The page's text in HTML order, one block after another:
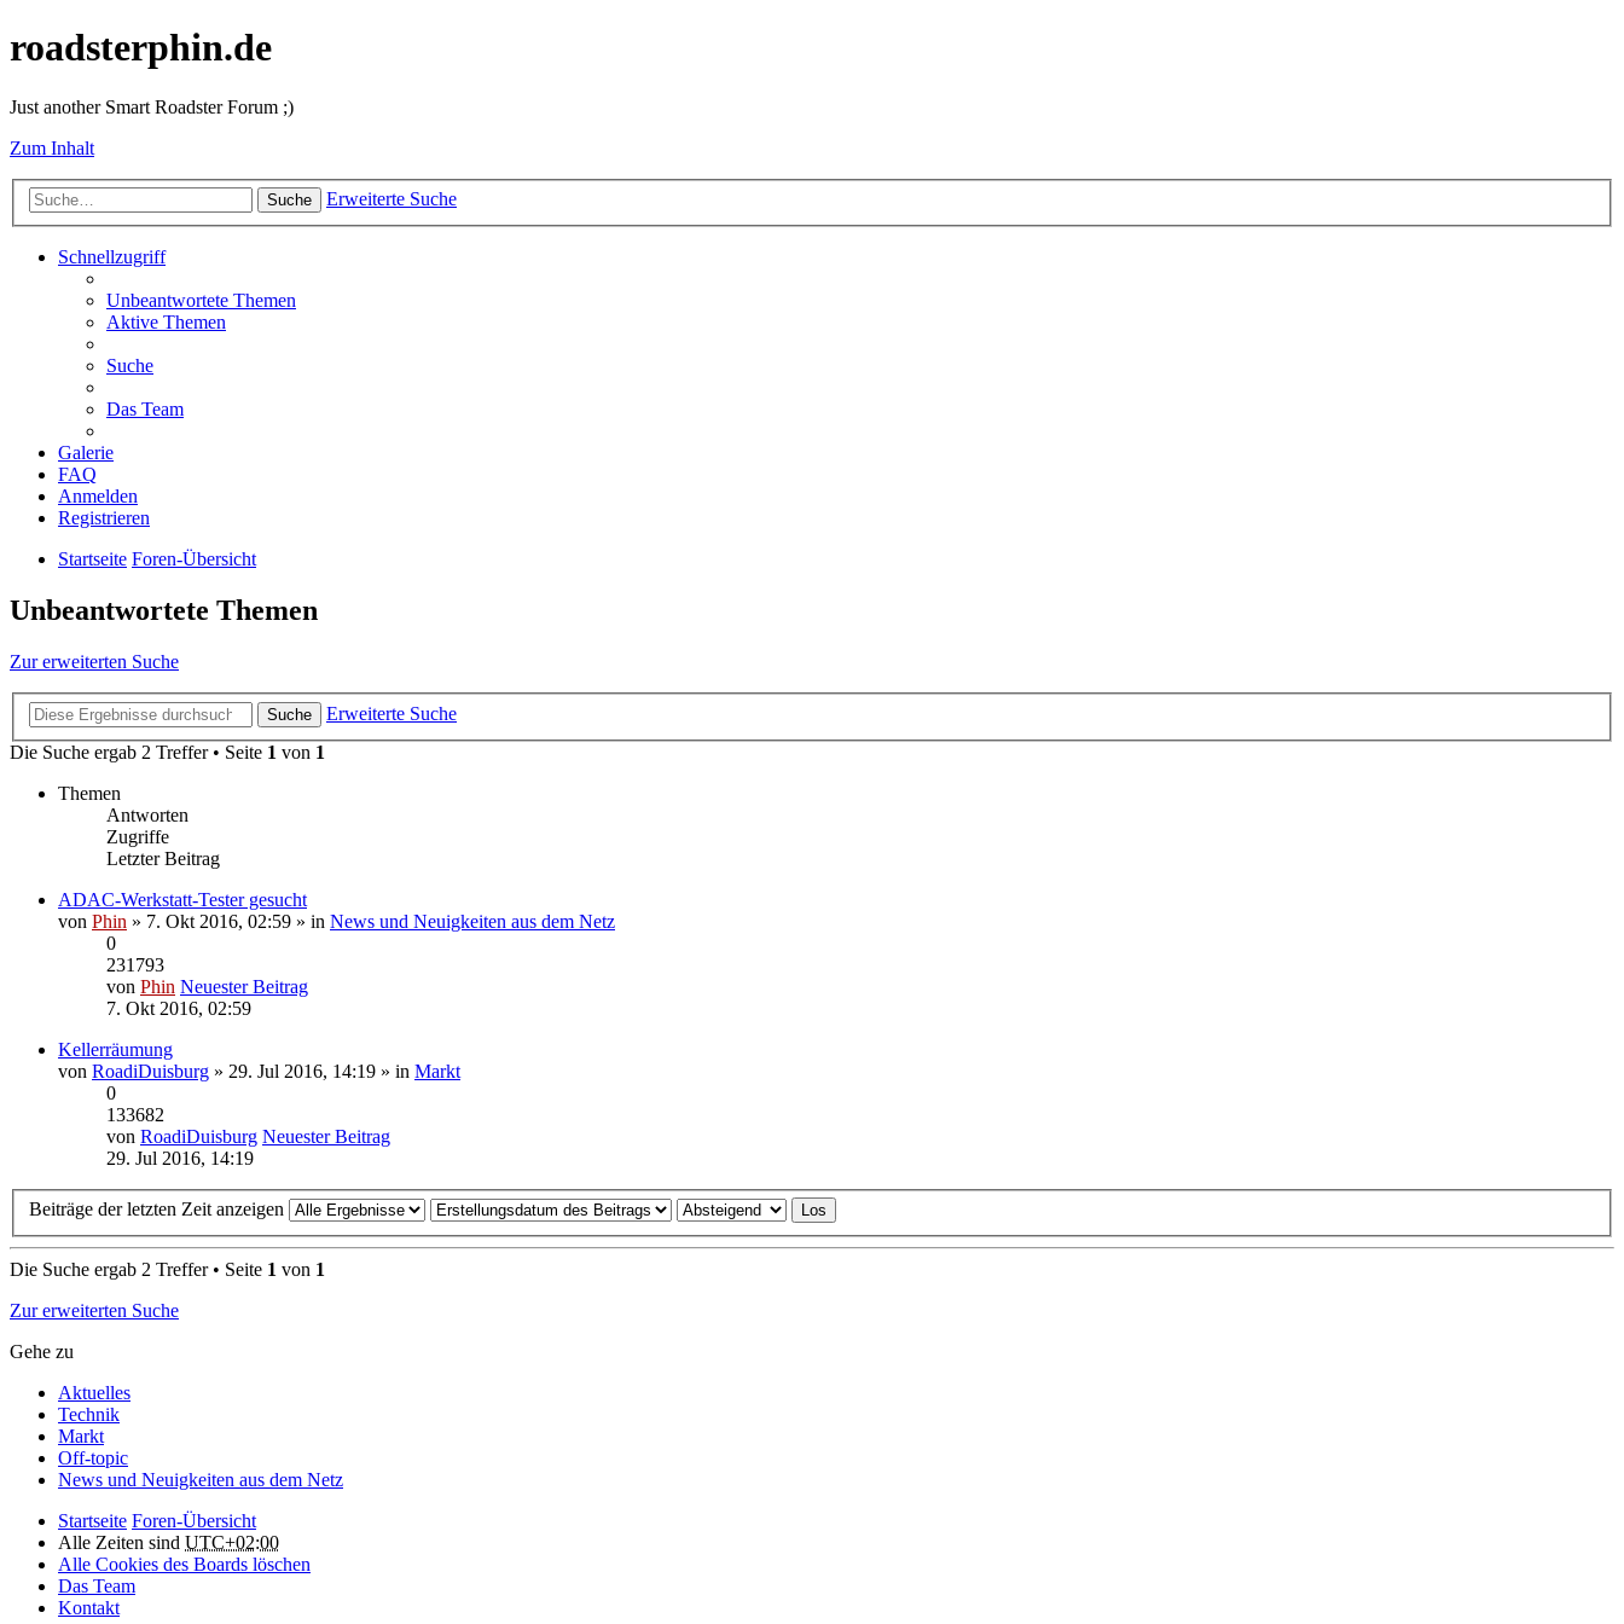
roadsterphin.de
Just another Smart Roadster Forum ;)
Zum Inhalt
Suche Erweiterte Suche
Schnellzugriff
Unbeantwortete Themen
Aktive Themen
Suche
Das Team
Galerie
FAQ
Anmelden
Registrieren
Startseite Foren-Übersicht
Unbeantwortete Themen
Zur erweiterten Suche
Suche
Erweiterte Suche
Die Suche ergab 2 Treffer • Seite 1 von 1
Themen
Antworten
Zugriffe
Letzter Beitrag
ADAC-Werkstatt-Tester gesucht
von Phin » 7. Okt 2016, 02:59 » in News und Neuigkeiten aus dem Netz
0
231793
von Phin Neuester Beitrag
7. Okt 2016, 02:59
Kellerräumung
von RoadiDuisburg » 29. Jul 2016, 14:19 » in Markt
0
133682
von RoadiDuisburg Neuester Beitrag
29. Jul 2016, 14:19
Beiträge der letzten Zeit anzeigen
Die Suche ergab 2 Treffer • Seite 1 von 1
Zur erweiterten Suche
Gehe zu
Aktuelles
Technik
Markt
Off-topic
News und Neuigkeiten aus dem Netz
Startseite Foren-Übersicht
Alle Zeiten sind UTC+02:00
Alle Cookies des Boards löschen
Das Team
Kontakt